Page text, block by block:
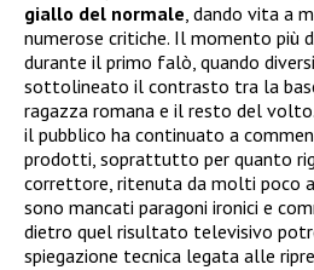
giallo del normale, dando vita a
numerose critiche. Il momento più
durante il primo falò, quando
sottolineato il contrasto tra la
ragazza romana e il resto del
il pubblico ha continuato a
prodotti, soprattutto per quanto
correttore, ritenuta da molti poco
sono mancati paragoni ironici e
dietro quel risultato televisivo
spiegazione tecnica legata alle